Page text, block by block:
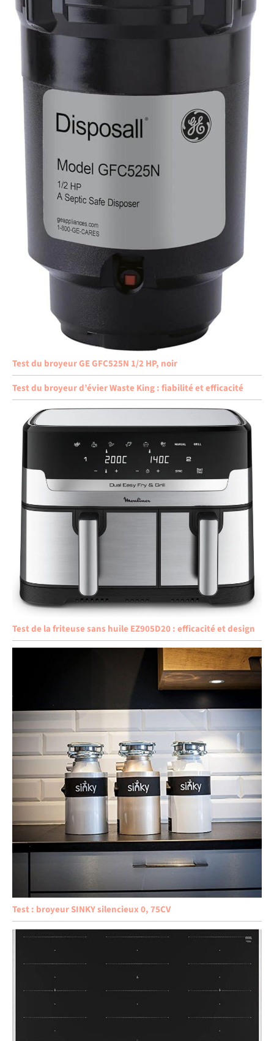
Test du broyeur GE GFC525N 1/2 HP, noir
Test du broyeur d’évier Waste King : fiabilité et efficacité
Test de la friteuse sans huile EZ905D20 : efficacité et design
Test : broyeur SINKY silencieux 0, 75CV